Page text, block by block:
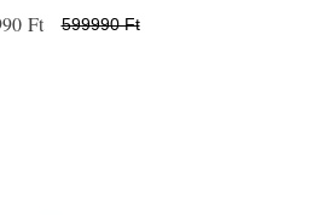
Ft 599990 Ft